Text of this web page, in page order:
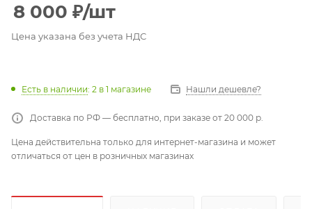
8 000 ₽/шт
Цена указана без учета НДС
Есть в наличии: 2 в 1 магазине Нашли дешевле?
Доставка по РФ — бесплатно, при заказе от 20 000 р.
Цена действительна только для интернет-магазина и может
отличаться от цен в розничных магазинах